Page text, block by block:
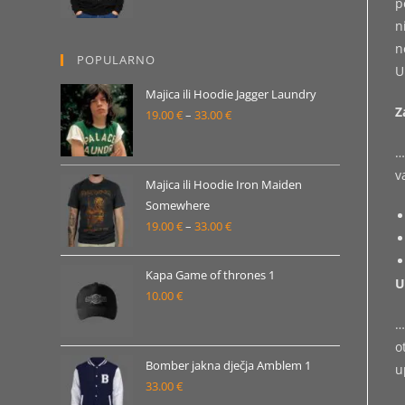
33.00 €
POPULARNO
Majica ili Hoodie Jagger Laundry
19.00€– 33.00€Raspon
od
19.00 €
33.00 €
Majica ili Hoodie Iron Maiden
Somewhere
19.00€– 33.00€Raspon
od
Kapa Game of thrones 1
10.00€
Bomber jakna dječja Amblem 1
33.00€